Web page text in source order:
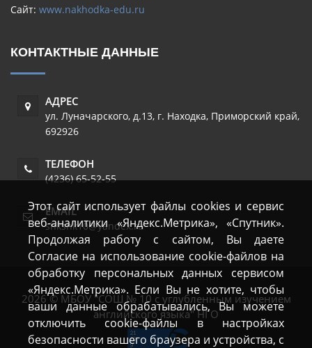
Этот сайт использует файлы cookies и сервис
веб-аналитики «Яндекс.Метрика», «Спутник».
Продолжая работу с сайтом, Вы даете
Согласие на использование cookie-файлов на
обработку персональных данных сервисом
«Яндекс.Метрика». Если Вы не хотите, чтобы
ваши данные обрабатывались, Вы можете
отключить cookie-файлы в настройках
безопасности вашего браузера и устройства, с
Сайт: www.nakhodka-edu.ru
КОНТАКТНЫЕ ДАННЫЕ
АДРЕС
ул. Луначарского, д.13, г. Находка, Приморский край,
692926
ТЕЛЕФОН
(4236) 65-52-55
EMAIL
shkshk10@yandex.ru
2026 © МБОУ "СОШ № 10 с углубленным изучением
английского языка" НГО